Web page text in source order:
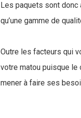
Les paquets sont donc
qu’une gamme de
Outre les facteurs qui
votre matou puisque le
mener à faire ses